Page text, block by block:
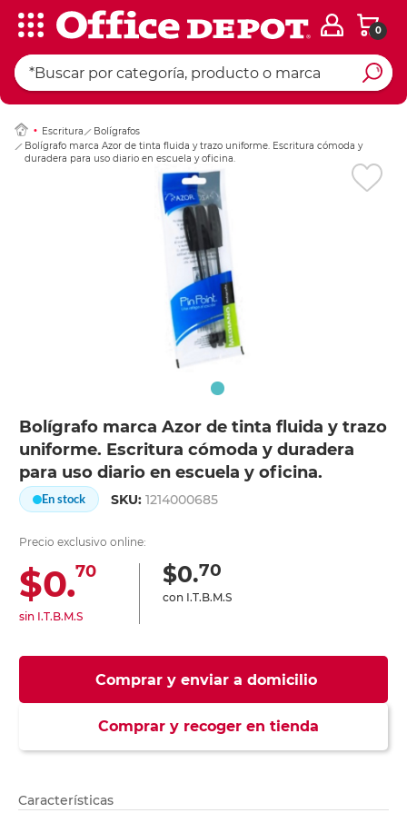
0
Escritura
Bolígrafos
Bolígrafo marca Azor de tinta fluida y trazo uniforme. Escritura cómoda y
duradera para uso diario en escuela y oficina.
Bolígrafo marca Azor de tinta fluida y trazo
uniforme. Escritura cómoda y duradera
para uso diario en escuela y oficina.
En stock SKU:1214000685
Precio exclusivo online:
$0.70
sin I.T.B.M.S
$0.70
con I.T.B.M.S
Comprar y enviar a domicilio
Comprar y recoger en tienda
Ingresar Codigo
Características